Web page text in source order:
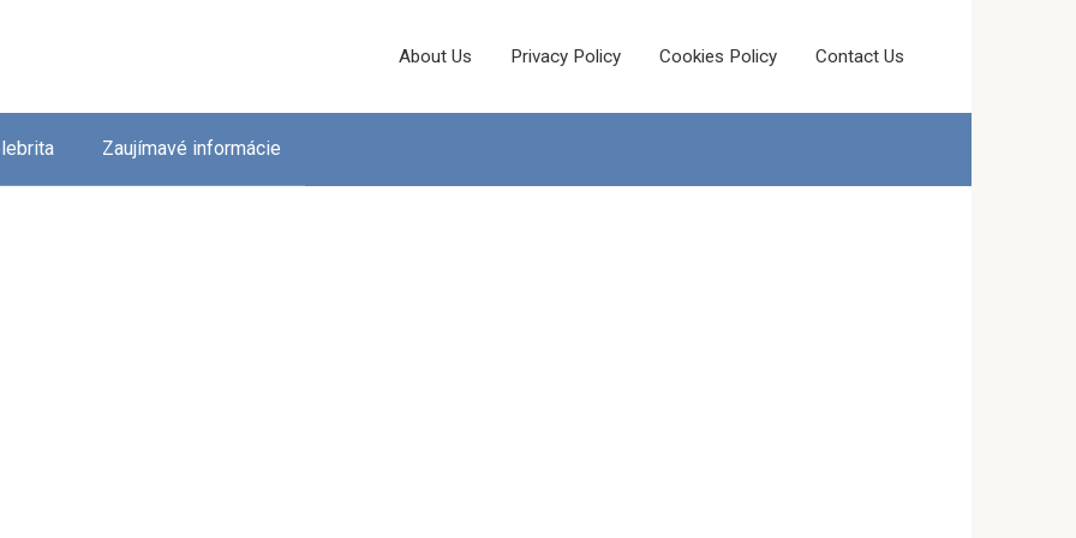
About Us Privacy Policy Cookies Policy Contact Us
Zaujímavé informácie